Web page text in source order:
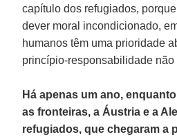
capítulo dos refugiados,
dever moral incondicionado,
humanos têm uma prioridade
princípio-responsabilidade
Há apenas um ano,
as fronteiras, a Áustria e a
refugiados, que chegaram a